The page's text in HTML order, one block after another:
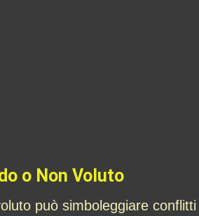
o Non Voluto
può simboleggiare